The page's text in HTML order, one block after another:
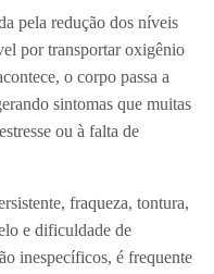
pela redução dos níveis
por transportar oxigênio
o corpo passa a
sintomas que muitas
ou à falta de
fraqueza, tontura,
e dificuldade de
inespecíficos, é frequente